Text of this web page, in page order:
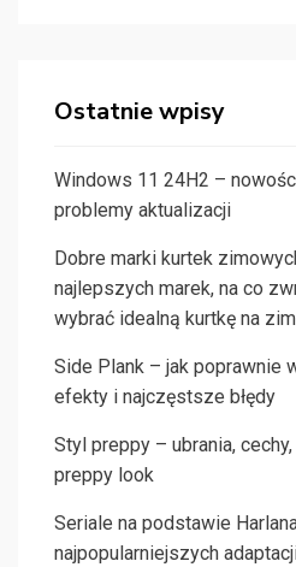
Ostatnie wpisy
Windows 11 24H2 –
problemy aktualizacji
Dobre marki kurtek
najlepszych marek, na co
wybrać idealną kurtkę na
Side Plank – jak poprawnie
efekty i najczęstsze błędy
Styl preppy – ubrania,
preppy look
Seriale na podstawie
najpopularniejszych